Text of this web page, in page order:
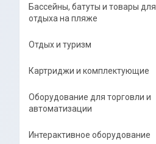
Бассейны, батуты и товары для
отдыха на пляже
Отдых и туризм
Картриджи и комплектующие
Оборудование для торговли и
автоматизации
Интерактивное оборудование